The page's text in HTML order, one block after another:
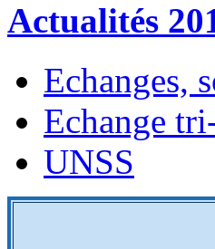
Actualités
Echanges,
Echange
UNSS